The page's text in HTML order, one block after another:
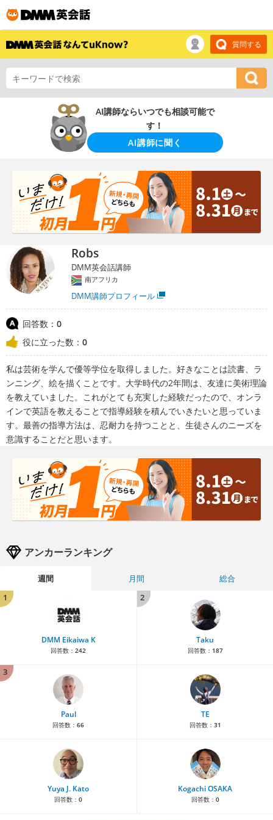
質問する
AI講師ならいつでも相談可能で
す！
AI講師に聞く
Robs
DMM英会話講師
南アフリカ
DMM講師プロフィール
回答数： 0
役に立った数： 0
私は芸術を学んで優等学位を取得しました。好きなことは読書、ラ
ンニング、絵を描くことです。大学時代の2年間は、友達に美術理論
を教えていました。これがとても充実した経験だったので、オンラ
インで英語を教えることで指導経験を積んでいきたいと思っていま
す。最善の指導方法は、忍耐力を持つことと、生徒さんのニーズを
意識することだと思います。
アンカーランキング
週間 月間
総合
1
DMM Eikaiwa K
回答数： 242
2
Taku
回答数： 187
3
Paul
回答数： 66
TE
回答数： 31
Yuya J. Kato
回答数： 0
Kogachi OSAKA
回答数： 0